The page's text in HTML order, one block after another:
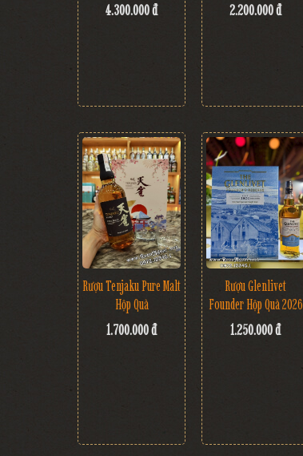
4.300.000 đ 2.200.000 đ
Rượu Tenjaku Pure Malt
Hộp Quà
1.700.000 đ
Rượu Glenlivet
Founder Hộp Quà 2026
1.250.000 đ